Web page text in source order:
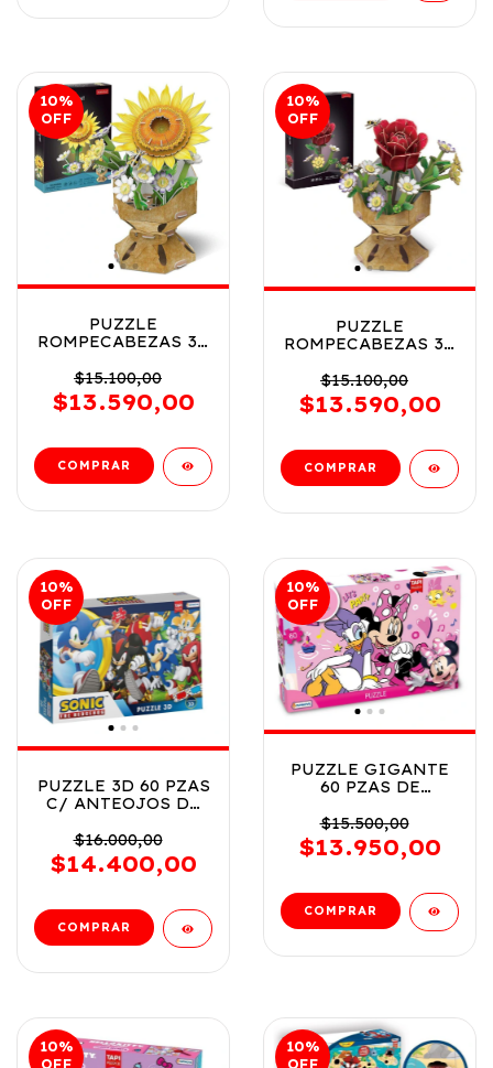
10%
OFF
PUZZLE
ROMPECABEZAS 3D
FLORES CUBIC
FUN VR3 P330H
GIRASOL -
$15.100,00
$13.590,00
10%
OFF
PUZZLE
ROMPECABEZAS 3D
FLORES CUBIC
FUN VR4 P330H
ROSA - ROSE
$15.100,00
$13.590,00
10%
OFF
PUZZLE 3D 60 PZAS
C/ ANTEOJOS DE
HEDGEHOG COD
SNC01226
$16.000,00
$14.400,00
10%
OFF
PUZZLE GIGANTE
60 PZAS DE
DCH07659
$15.500,00
$13.950,00
10%
OFF
10%
OFF